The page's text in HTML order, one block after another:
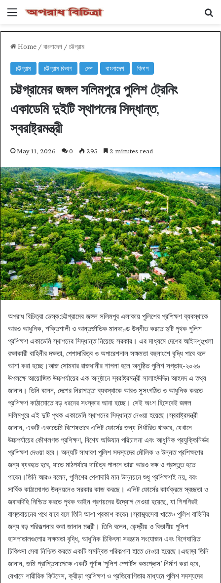
Menu
Home / বাংলাদেশ / চট্টগ্রাম
চট্টগ্রাম চট্টগ্রাম বিভাগ দেশ বাংলাদেশ বিভাগ
‎চট্টগ্রামের জঙ্গল সলিমপুরে পুলিশ ট্রেনিং
একাডেমি দুইটি স্থাপনের সিদ্ধান্ত,
স্বরাষ্ট্রমন্ত্রী
May 11, 2026 0 295 2 minutes read
অপরাধ বিচিত্রা ডেস্ক:‎‎চট্টগ্রামের জঙ্গল সলিমপুর এলাকায় পুলিশের প্রশিক্ষণ ব্যবস্থাকে
আরও আধুনিক, শক্তিশালী ও আন্তর্জাতিক মানদণ্ডে উন্নীত করতে দুটি পৃথক পুলিশ
প্রশিক্ষণ একাডেমি স্থাপনের সিদ্ধান্ত নিয়েছে সরকার। এর মাধ্যমে দেশের আইনশৃঙ্খলা
রক্ষাকারী বাহিনীর দক্ষতা, পেশাদারিত্ব ও অপারেশনাল সক্ষমতা বহুলাংশে বৃদ্ধি পাবে বলে
আশা করা হচ্ছে।‎‎‎আজ সোমবার রাজধানীর শাপলা হলে অনুষ্ঠিত পুলিশ সপ্তাহ-২০২৬
উপলক্ষে আয়োজিত উচ্চপর্যায়ের এক অনুষ্ঠানে স্বরাষ্ট্রমন্ত্রী সালাহউদ্দিন আহমদ এ তথ্য
জানান। তিনি বলেন, দেশের নিরাপত্তা ব্যবস্থাকে আরও সুসংগঠিত ও আধুনিক করতে
প্রশিক্ষণ কাঠামোতে বড় ধরনের সংস্কার আনা হচ্ছে। সেই অংশ হিসেবেই জঙ্গল
সলিমপুরে এই দুটি পৃথক একাডেমি স্থাপনের সিদ্ধান্ত নেওয়া হয়েছে।‎স্বরাষ্ট্রমন্ত্রী
জানান, একটি একাডেমি বিশেষভাবে এলিট ফোর্সের জন্য নির্ধারিত থাকবে, যেখানে
উচ্চপর্যায়ের কৌশলগত প্রশিক্ষণ, বিশেষ অভিযান পরিচালনা এবং আধুনিক প্রযুক্তিনির্ভর
প্রশিক্ষণ দেওয়া হবে। অন্যটি সাধারণ পুলিশ সদস্যদের মৌলিক ও উন্নত প্রশিক্ষণের
জন্য ব্যবহৃত হবে, যাতে মাঠপর্যায়ে দায়িত্ব পালনে তারা আরও দক্ষ ও প্রস্তুত হতে
পারেন।‎‎‎তিনি আরও বলেন, পুলিশের পেশাদারি মান উন্নয়নে শুধু প্রশিক্ষণই নয়, বরং
সার্বিক কাঠামোগত উন্নয়নেও সরকার কাজ করছে। এলিট ফোর্সের কার্যক্রমে স্বচ্ছতা ও
জবাবদিহি নিশ্চিত করতে পৃথক আইন প্রণয়নের উদ্যোগ নেওয়া হয়েছে, যা শিগগিরই
বাস্তবায়নের পথে যাবে বলে তিনি আশা প্রকাশ করেন।‎‎‎স্বাস্থ্যসেবা খাতেও পুলিশ বাহিনীর
জন্য বড় পরিকল্পনার কথা জানান মন্ত্রী। তিনি বলেন, কেন্দ্রীয় ও বিভাগীয় পুলিশ
হাসপাতালগুলোর সক্ষমতা বৃদ্ধি, আধুনিক চিকিৎসা সরঞ্জাম সংযোজন এবং বিশেষায়িত
চিকিৎসা সেবা নিশ্চিত করতে একটি সমন্বিত পরিকল্পনা হাতে নেওয়া হয়েছে।‎‎‎এছাড়া তিনি
জানান, জমি প্রাপ্তিসাপেক্ষে একটি পূর্ণাঙ্গ ‘পুলিশ স্পোর্টস কমপ্লেক্স’ নির্মাণ করা হবে,
যেখানে শারীরিক ফিটনেস, ক্রীড়া প্রশিক্ষণ ও প্রতিযোগিতার মাধ্যমে পুলিশ সদস্যদের